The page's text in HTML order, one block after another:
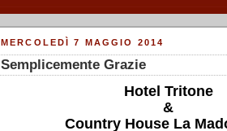
MERCOLEDÌ 7 MAGGIO 2014
Semplicemente Grazie
Hotel Tritone
&
Country House La